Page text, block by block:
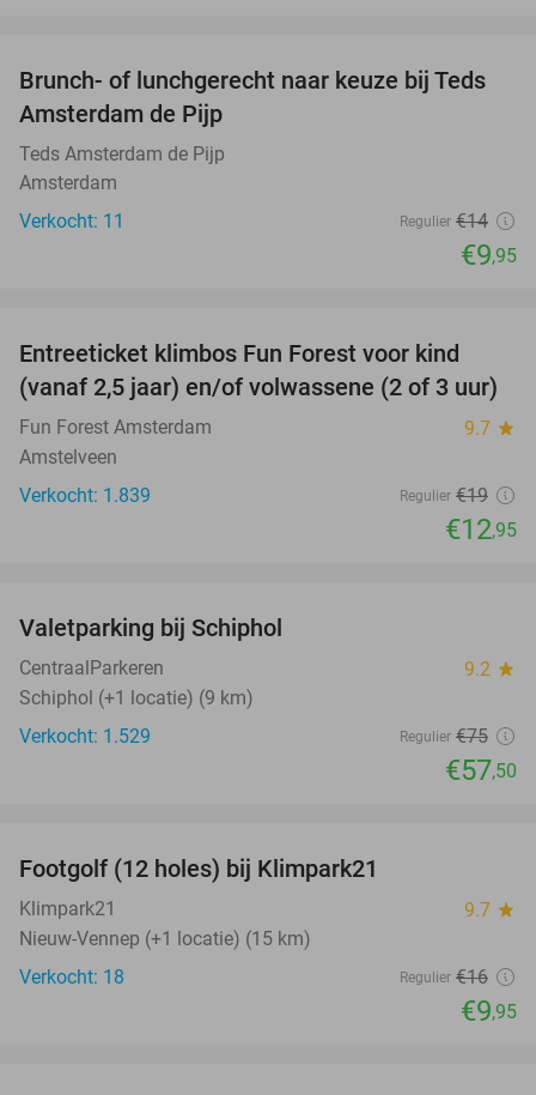
29%
TODAY
Brunch- of lunchgerecht naar keuze bij Teds
Amsterdam de Pijp
Teds Amsterdam de Pijp
Amsterdam
Verkocht: 11
Regulier €14
€9,95
Entreeticket klimbos Fun Forest voor kind
(vanaf 2,5 jaar) en/of volwassene (2 of 3 uur)
Fun Forest Amsterdam 9.7 star
Amstelveen
Verkocht: 1.839
Regulier €19
€12,95
Valetparking bij Schiphol
CentraalParkeren 9.2 star
Schiphol (+1 locatie) (9 km)
Verkocht: 1.529
Regulier €75
€57,50
NEW
TODAY
Footgolf (12 holes) bij Klimpark21
Klimpark21 9.7 star
Nieuw-Vennep (+1 locatie) (15 km)
Verkocht: 18
Regulier €16
€9,95